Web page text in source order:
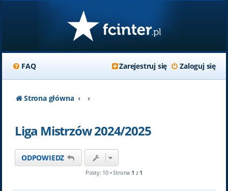
FAQ Zaloguj się
Zarejestruj się
Strona główna
Liga Mistrzów 2024/2025
ODPOWIEDZ
Posty: 10 • Strona 1 z 1